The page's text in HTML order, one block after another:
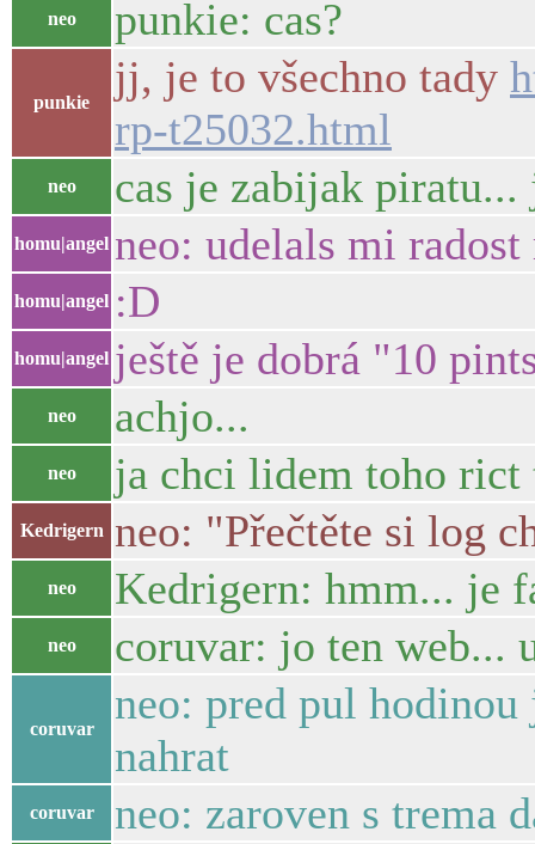
neo punkie: cas?
punkie
jj, je to všechno tady
rp-t25032.html
neo cas je zabijak
homu|angel neo: udelals mi
homu|angel :D
homu|angel ještě je dobrá "10
neo achjo...
neo ja chci lidem toho
Kedrigern neo: "Přečtěte si log
neo Kedrigern: hmm... je
neo coruvar: jo ten web...
coruvar
neo: pred pul
nahrat
coruvar neo: zaroven s trema